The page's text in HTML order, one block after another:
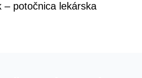
– potočnica lekárska